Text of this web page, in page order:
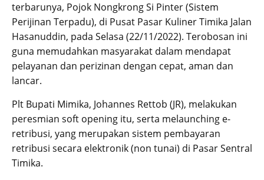
terbarunya, Pojok Nongkrong Si Pinter (Sistem
Perijinan Terpadu), di Pusat Pasar Kuliner Timika Jalan
Hasanuddin, pada Selasa (22/11/2022). Terobosan ini
guna memudahkan masyarakat dalam mendapat
pelayanan dan perizinan dengan cepat, aman dan
lancar.
Plt Bupati Mimika, Johannes Rettob (JR), melakukan
peresmian soft opening itu, serta melaunching e-
retribusi, yang merupakan sistem pembayaran
retribusi secara elektronik (non tunai) di Pasar Sentral
Timika.